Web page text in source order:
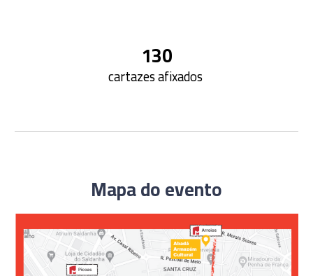
130
cartazes afixados
Mapa do evento